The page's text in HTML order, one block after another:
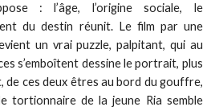
: l’âge, l’origine sociale, le
du destin réunit. Le film par une
un vrai puzzle, palpitant, qui au
s’emboîtent dessine le portrait, plus
de ces deux êtres au bord du gouffre,
tortionnaire de la jeune Ria semble